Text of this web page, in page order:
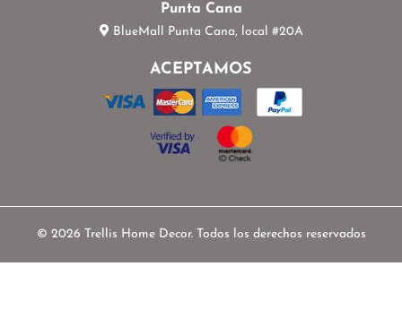
Punta Cana
BlueMall Punta Cana, local #20A
ACEPTAMOS
© 2026 Trellis Home Decor. Todos los derechos reservados